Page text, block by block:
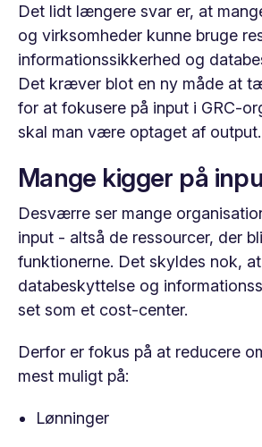
Det lidt længere svar er, at
og virksomheder kunne bruge
informationssikkerhed og
Det kræver blot en ny måde at
for at fokusere på input i GRC-
skal man være optaget af output.
Mange kigger på
Desværre ser mange
input - altså de ressourcer, der
funktionerne. Det skyldes nok,
databeskyttelse og
set som et cost-center.
Derfor er fokus på at reducere
mest muligt på:
Lønninger